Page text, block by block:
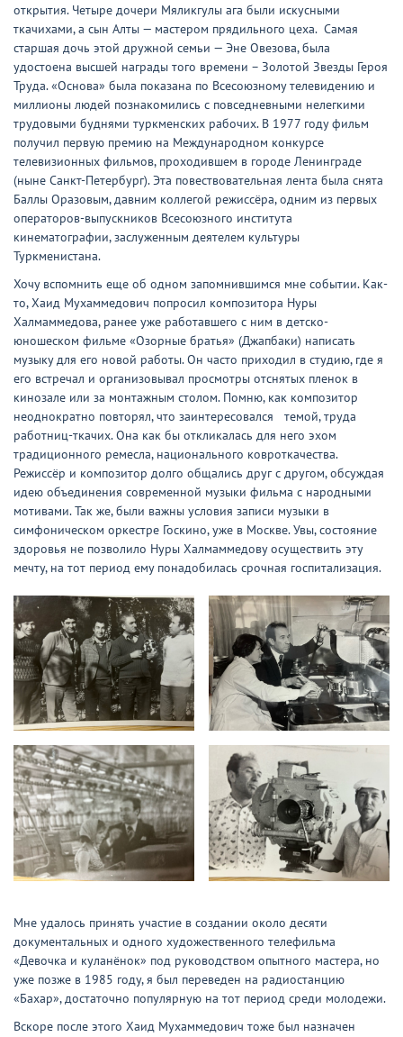
открытия. Четыре дочери Мяликгулы ага были искусными
ткачихами, а сын Алты — мастером прядильного цеха. Самая
старшая дочь этой дружной семьи — Эне Овезова, была
удостоена высшей награды того времени – Золотой Звезды Героя
Труда. «Основа» была показана по Всесоюзному телевидению и
миллионы людей познакомились с повседневными нелегкими
трудовыми буднями туркменских рабочих. В 1977 году фильм
получил первую премию на Международном конкурсе
телевизионных фильмов, проходившем в городе Ленинграде
(ныне Санкт-Петербург). Эта повествовательная лента была снята
Баллы Оразовым, давним коллегой режиссёра, одним из первых
операторов-выпускников Всесоюзного института
кинематографии, заслуженным деятелем культуры
Туркменистана.
Хочу вспомнить еще об одном запомнившимся мне событии. Как-
то, Хаид Мухаммедович попросил композитора Нуры
Халмаммедова, ранее уже работавшего с ним в детско-
юношеском фильме «Озорные братья» (Джапбаки) написать
музыку для его новой работы. Он часто приходил в студию, где я
его встречал и организовывал просмотры отснятых пленок в
кинозале или за монтажным столом. Помню, как композитор
неоднократно повторял, что заинтересовался темой, труда
работниц-ткачих. Она как бы откликалась для него эхом
традиционного ремесла, национального ковроткачества.
Режиссёр и композитор долго общались друг с другом, обсуждая
идею объединения современной музыки фильма с народными
мотивами. Так же, были важны условия записи музыки в
симфоническом оркестре Госкино, уже в Москве. Увы, состояние
здоровья не позволило Нуры Халмаммедову осуществить эту
мечту, на тот период ему понадобилась срочная госпитализация.
Мне удалось принять участие в создании около десяти
документальных и одного художественного телефильма
«Девочка и куланёнок» под руководством опытного мастера, но
уже позже в 1985 году, я был переведен на радиостанцию
«Бахар», достаточно популярную на тот период среди молодежи.
Вскоре после этого Хаид Мухаммедович тоже был назначен